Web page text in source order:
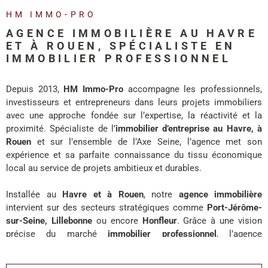
BLOG
HM IMMO-PRO
AGENCE IMMOBILIÈRE AU HAVRE
ET À ROUEN, SPÉCIALISTE EN
IMMOBILIER PROFESSIONNEL
Depuis 2013, HM Immo-Pro accompagne les professionnels,
investisseurs et entrepreneurs dans leurs projets immobiliers
avec une approche fondée sur l’expertise, la réactivité et la
proximité. Spécialiste de l’immobilier d’entreprise au Havre, à
Rouen et sur l’ensemble de l’Axe Seine, l’agence met son
expérience et sa parfaite connaissance du tissu économique
local au service de projets ambitieux et durables.
Installée au Havre et à Rouen, notre agence immobilière
intervient sur des secteurs stratégiques comme Port-Jérôme-
sur-Seine, Lillebonneou encore Honfleur. Grâce à une vision
précise du marché immobilier professionnel , l’agence